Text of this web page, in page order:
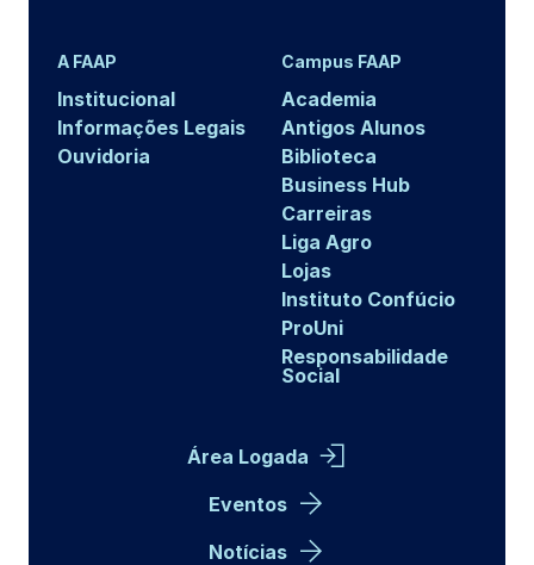
A FAAP
Institucional
Informações Legais
Ouvidoria
Campus FAAP
Academia
Antigos Alunos
Biblioteca
Business Hub
Carreiras
Liga Agro
Lojas
Instituto Confúcio
ProUni
Responsabilidade
Social
Área Logada
Eventos
Notícias